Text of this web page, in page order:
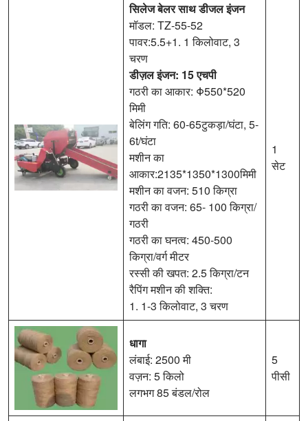
सिलेजबेलरसाथडीजलइंजन
मॉडल: TZ-55-52
पावर:5.5+1. 1 किलोवाट, 3
चरण
डीज़लइंजन: 15 एचपी
गठरी का आकार: Φ550*520
मिमी
बेलिंग गति: 60-65टुकड़ा/घंटा, 5-
6t/घंटा
मशीन का
आकार:2135*1350*1300मिमी
मशीन का वजन: 510 किग्रा
गठरी का वजन: 65- 100 किग्रा/
गठरी
गठरी का घनत्व: 450-500
किग्रा/वर्ग मीटर
रस्सी की खपत: 2.5 किग्रा/टन
रैपिंग मशीन की शक्ति:
1. 1-3 किलोवाट, 3 चरण
1
सेट
धागा
लंबाई: 2500 मी
वज़न: 5 किलो
लगभग 85 बंडल/रोल
5
पीसी